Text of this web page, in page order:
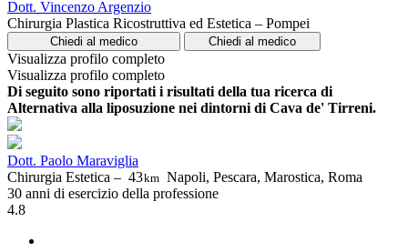
Dott. Vincenzo Argenzio
Chirurgia Plastica Ricostruttiva ed Estetica – Pompei
Chiedi al medico Chiedi al medico
Visualizza profilo completo
Visualizza profilo completo
Di seguito sono riportati i risultati della tua ricerca di
Alternativa alla liposuzione nei dintorni di Cava de' Tirreni.
Dott. Paolo Maraviglia
Chirurgia Estetica – 43km Napoli, Pescara, Marostica, Roma
30 anni di esercizio della professione
4.8